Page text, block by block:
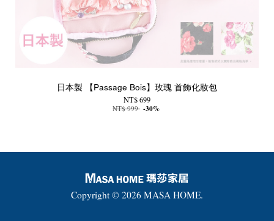
日本製 【Passage Bois】玫瑰 首飾化妝包
NT$ 699
NT$ 999 -30%
Copyright © 2026 MASA HOME.